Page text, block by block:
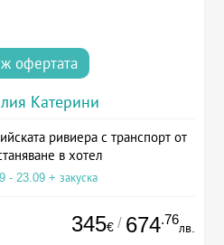
офертата
Катерини
ривиера с транспорт от
в хотел
- 23.09 + закуска
345€ / 674.76
лв.